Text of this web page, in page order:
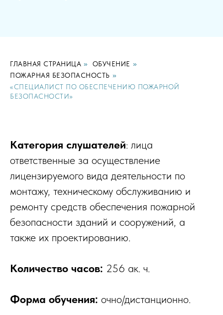
ГЛАВНАЯ СТРАНИЦА » ОБУЧЕНИЕ »
ПОЖАРНАЯ БЕЗОПАСНОСТЬ »
«СПЕЦИАЛИСТ ПО ОБЕСПЕЧЕНИЮ ПОЖАРНОЙ
БЕЗОПАСНОСТИ»
Категория слушателей: лица
ответственные за осуществление
лицензируемого вида деятельности по
монтажу, техническому обслуживанию и
ремонту средств обеспечения пожарной
безопасности зданий и сооружений, а
также их проектированию.
Количество часов: 256 ак. ч.
Форма обучения: очно/дистанционно.